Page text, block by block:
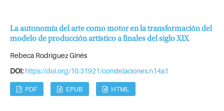
La autonomía del arte como motor en la transformación del
modelo de producción artístico a finales del siglo XIX
Rebeca Rodríguez Ginés
DOI: https://doi.org/10.31921/constelaciones.n14a1
PDF EPUB HTML